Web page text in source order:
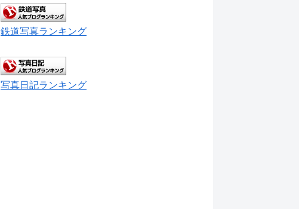
鉄道写真ランキング
写真日記ランキング